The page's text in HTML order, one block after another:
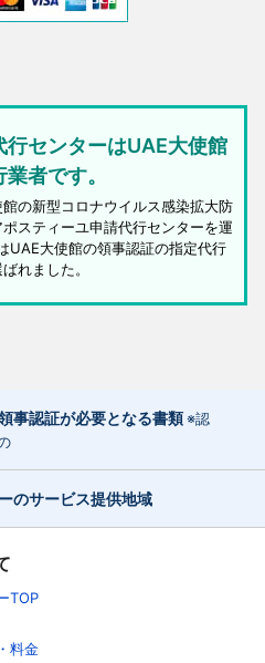
センターはUAE大使館
者です。
の新型コロナウイルス感染拡大防
スティーユ申請代行センターを運
UAE大使館の領事認証の指定代行
れました。
事認証が必要となる書類※認
のサービス提供地域
TOP
料金